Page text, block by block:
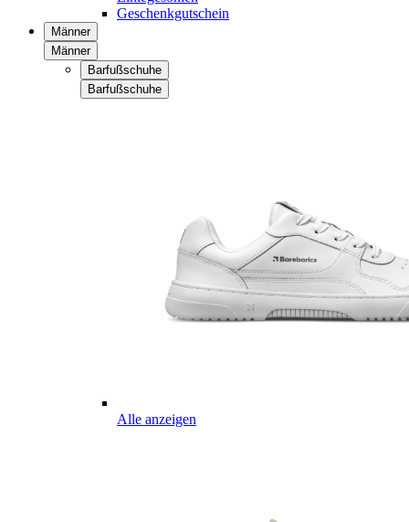
Geschenkgutschein
Männer
Männer
Barfußschuhe
Barfußschuhe
Alle anzeigen